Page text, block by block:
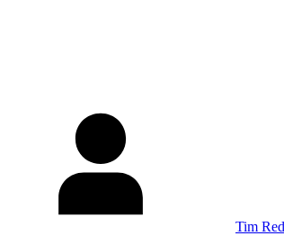
Tim